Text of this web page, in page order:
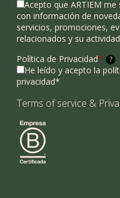
Acepto que ARTIEM me
con información de
servicios, promociones,
relacionados y su
Política de Privacidad* ?
He leído y acepto la
privacidad*
Terms of service &